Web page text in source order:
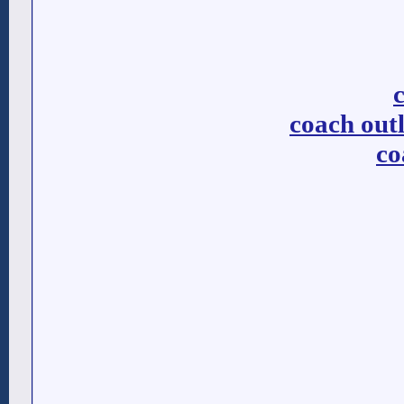
coach